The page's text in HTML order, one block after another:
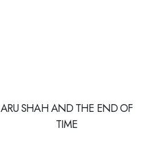
ARU SHAH AND THE END OF
TIME